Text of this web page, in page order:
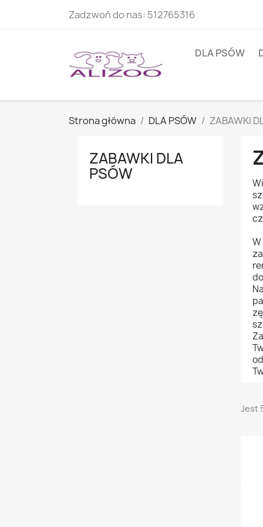
Zadzwoń do nas: 512765316
DLA PSÓW
Strona główna DLA PSÓW ZABAWKI
ZABAWKI DLA
PSÓW
Jest